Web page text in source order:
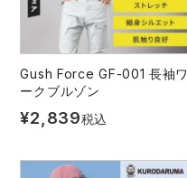
Gush Force GF-001 長袖ワ
ークブルゾン
¥2,839税込